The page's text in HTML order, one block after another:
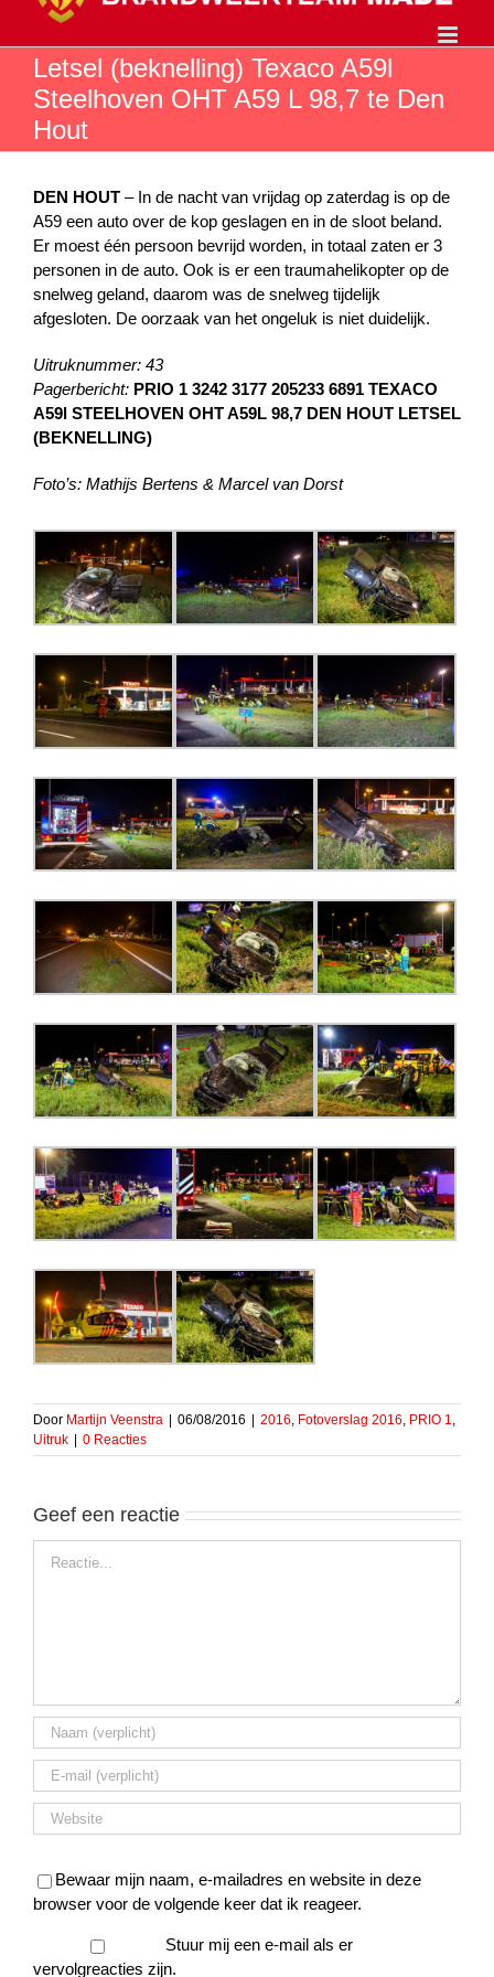
inhoudLetsel (beknelling) Texaco A59l
Steelhoven OHT A59 L 98,7 te Den
Hout
DEN HOUT – In de nacht van vrijdag op zaterdag is op de
A59 een auto over de kop geslagen en in de sloot beland.
Er moest één persoon bevrijd worden, in totaal zaten er 3
personen in de auto. Ook is er een traumahelikopter op de
snelweg geland, daarom was de snelweg tijdelijk
afgesloten. De oorzaak van het ongeluk is niet duidelijk.
Uitruknummer: 43
Pagerbericht: PRIO 1 3242 3177 205233 6891 TEXACO
A59l STEELHOVEN OHT A59L 98,7 DEN HOUT LETSEL
(BEKNELLING)
Foto’s: Mathijs Bertens & Marcel van Dorst
Door Martijn Veenstra 06/08/2016 2016, Fotoverslag 2016, PRIO 1,
Uitruk
0 Reacties
Geef een reactie
Bewaar mijn naam, e-mailadres en website in deze
browser voor de volgende keer dat ik reageer.
Stuur mij een e-mail als er
vervolgreacties zijn.